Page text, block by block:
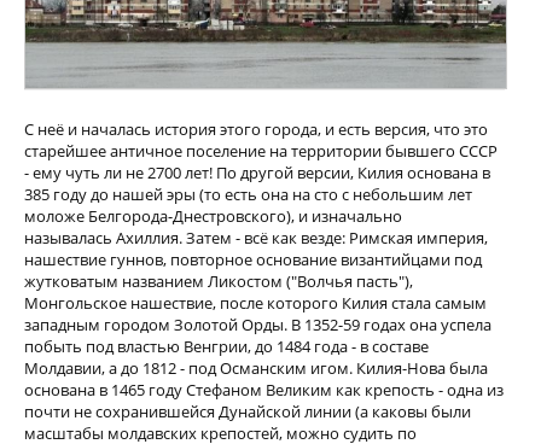
С неё и началась история этого города, и есть версия, что это
старейшее античное поселение на территории бывшего СССР
- ему чуть ли не 2700 лет! По другой версии, Килия основана в
385 году до нашей эры (то есть она на сто с небольшим лет
моложе Белгорода-Днестровского), и изначально
называлась Ахиллия. Затем - всё как везде: Римская империя,
нашествие гуннов, повторное основание византийцами под
жутковатым названием Ликостом ("Волчья пасть"),
Монгольское нашествие, после которого Килия стала самым
западным городом Золотой Орды. В 1352-59 годах она успела
побыть под властью Венгрии, до 1484 года - в составе
Молдавии, а до 1812 - под Османским игом. Килия-Нова была
основана в 1465 году Стефаном Великим как крепость - одна из
почти не сохранившейся Дунайской линии (а каковы были
масштабы молдавских крепостей, можно судить по